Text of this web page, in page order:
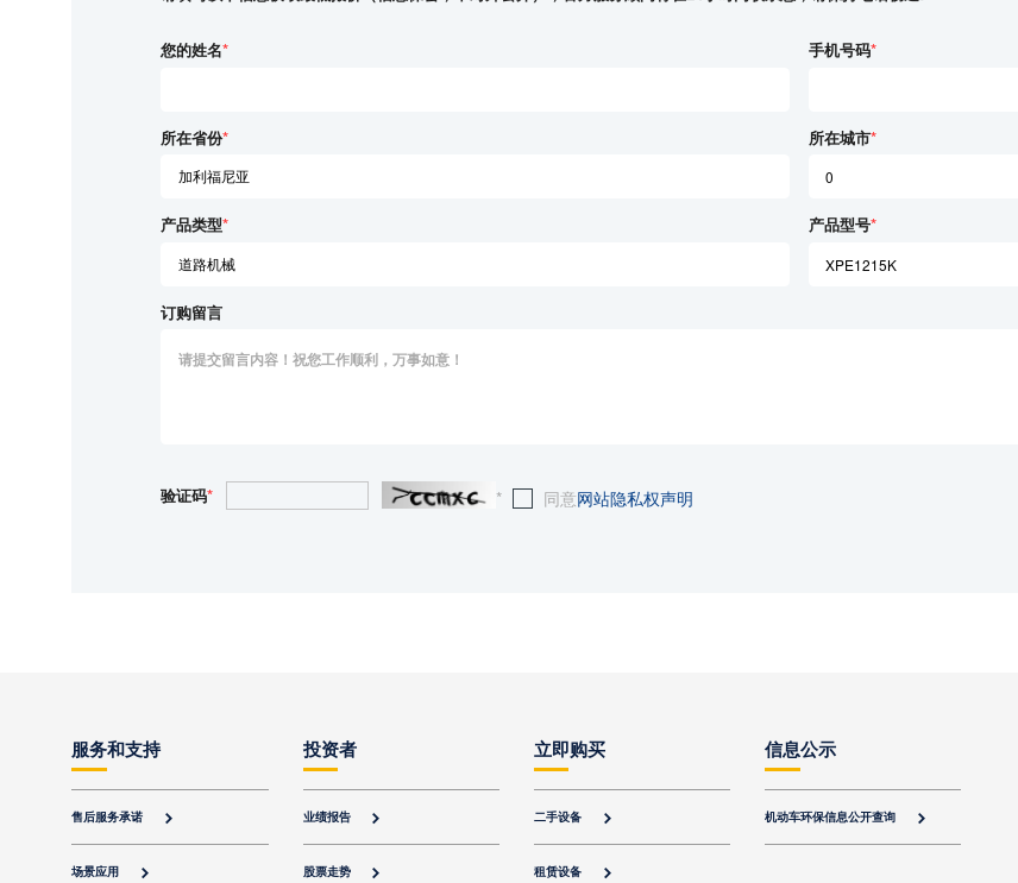
您的姓名* 手机号码*
所在省份* 所在城市*
产品类型* 产品型号*
订购留言
验证码* * 同意网站隐私权声明
服务和支持
售后服务承诺 
场景应用 
投资者
业绩报告 
股票走势 
立即购买
二手设备 
租赁设备 
信息公示
机动车环保信息公开查询 